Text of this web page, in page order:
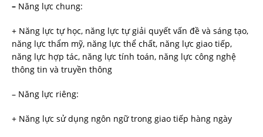
– Năng lực chung:
+ Năng lực tự học, năng lực tự giải quyết vấn đề và sáng tạo,
năng lực thẩm mỹ, năng lực thể chất, năng lực giao tiếp,
năng lực hợp tác, năng lực tính toán, năng lực công nghệ
thông tin và truyền thông
– Năng lực riêng:
+ Năng lực sử dụng ngôn ngữ trong giao tiếp hàng ngày